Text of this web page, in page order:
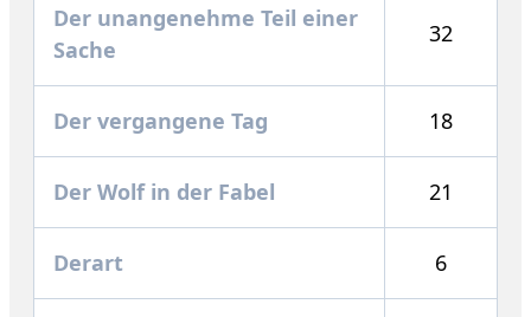
Der unangenehme Teil einer
Sache
32
Der vergangene Tag 18
Der Wolf in der Fabel 21
Derart 6